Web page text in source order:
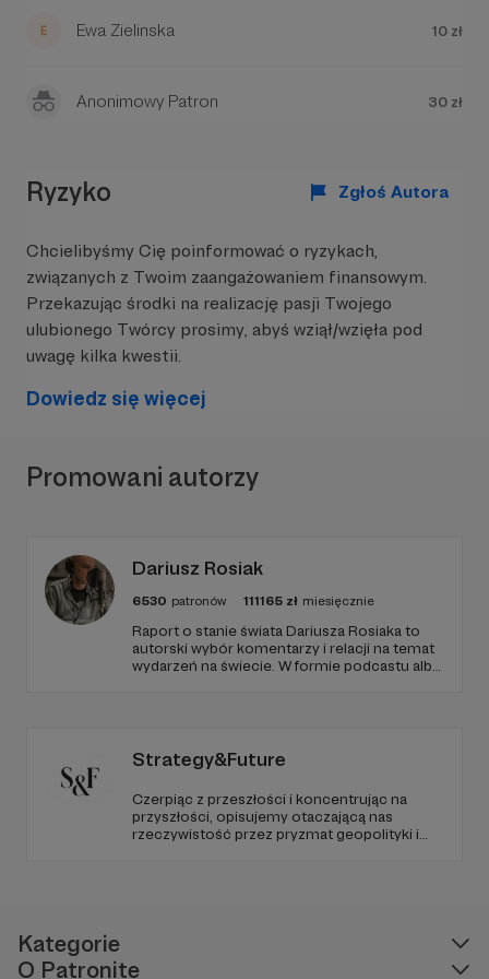
Wasza liczna obecność na naszych wydarzeniach
pozwala nam wierzyć, że Ladom stał się ważnym
centrum spotkań warszawiaków, miejscem
otwartym i tętniącym życiem. Dla nas muzyków
spotkania z Wami są motywacją do dalszego
działania i nadają sens naszej dalszej pracy.
Jak działamy:
Ladom, a wraz z nim Stowarzyszenie Kulturalne
LADO nie ma stałego źródła przychodów, nie
nieodpłatnie lub zapraszały do dobrowolnej
wpłaty. Realizację cykli koncertowych
Ewa Zielinska 10 zł
Anonimowy Patron 30 zł
Ryzyko Zgłoś Autora
Chcielibyśmy Cię poinformować o ryzykach,
związanych z Twoim zaangażowaniem finansowym.
Przekazując środki na realizację pasji Twojego
ulubionego Twórcy prosimy, abyś wziął/wzięła pod
uwagę kilka kwestii.
Dowiedz się więcej
Promowani autorzy
Dariusz Rosiak
6530 patronów 111165 zł miesięcznie
Raport o stanie świata Dariusza Rosiaka to
autorski wybór komentarzy i relacji na temat
wydarzeń na świecie. W formie podcastu albo
Strategy&Future
Czerpiąc z przeszłości i koncentrując na
przyszłości, opisujemy otaczającą nas
rzeczywistość przez pryzmat geopolityki i
Kategorie
O Patronite